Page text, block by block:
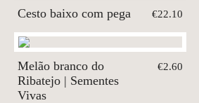
Cesto baixo com pega €22.10
Melão branco do
Ribatejo | Sementes
Vivas
€2.60